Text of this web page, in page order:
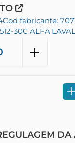
Cod fabricante:
30C ALFA LAVAL
DA